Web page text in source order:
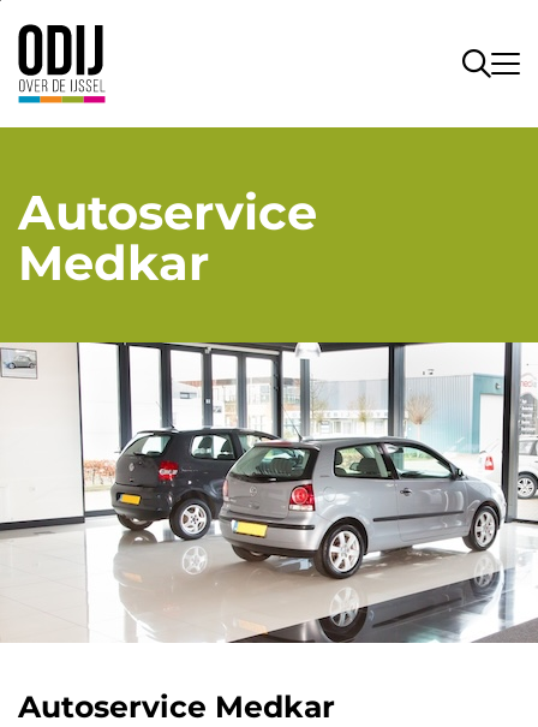
Autoservice
Medkar
Autoservice Medkar